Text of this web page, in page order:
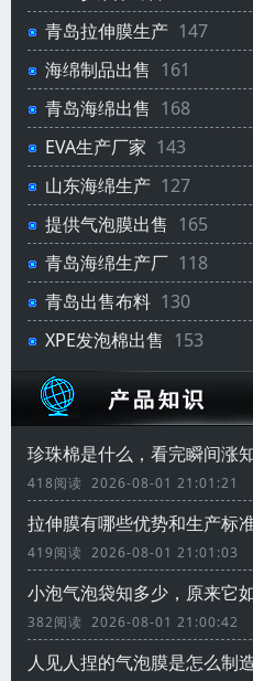
青岛拉伸膜生产 147
海绵制品出售 161
青岛海绵出售 168
EVA生产厂家 143
山东海绵生产 127
提供气泡膜出售 165
青岛海绵生产厂 118
青岛出售布料 130
XPE发泡棉出售 153
珍珠棉是什么，看完瞬间涨
418阅读 2026-08-01 21:01:21
拉伸膜有哪些优势和生产标
419阅读 2026-08-01 21:01:03
小泡气泡袋知多少，原来它
382阅读 2026-08-01 21:00:42
人见人捏的气泡膜是怎么制